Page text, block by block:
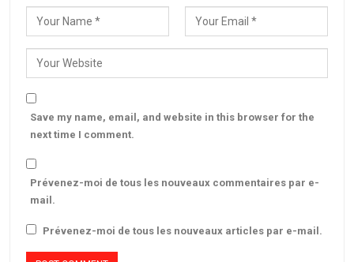
Save my name, email, and website in this browser for the
next time I comment.
Prévenez-moi de tous les nouveaux commentaires par e-
mail.
Prévenez-moi de tous les nouveaux articles par e-mail.